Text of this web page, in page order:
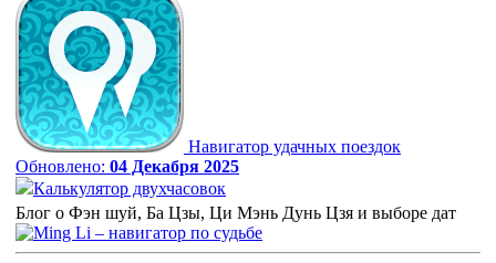
Навигатор удачных поездок
Обновлено: 04 Декабря 2025
Калькулятор двухчасовок
Блог о Фэн шуй, Ба Цзы, Ци Мэнь Дунь Цзя и выборе дат